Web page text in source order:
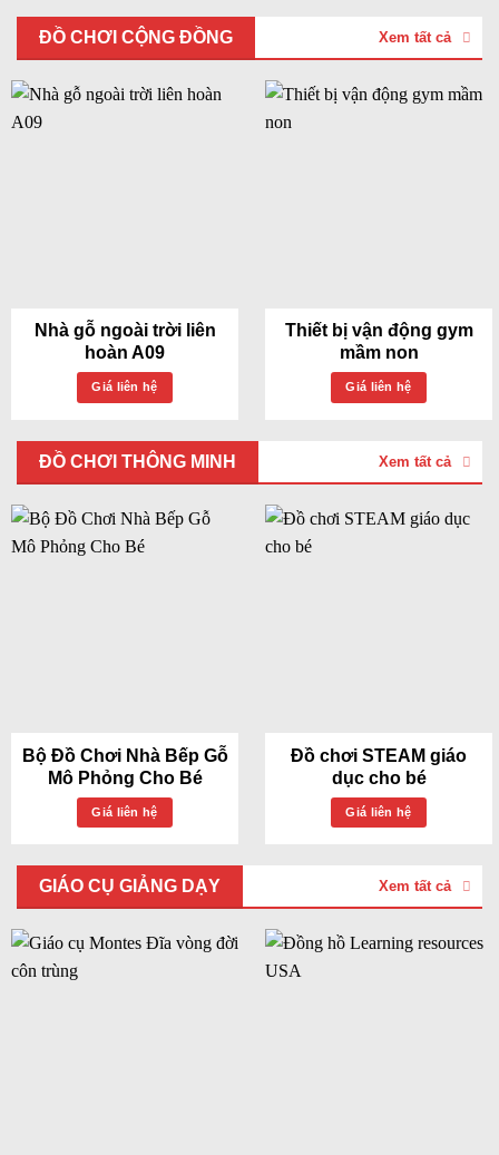
ĐỒ CHƠI CỘNG ĐỒNG Xem tất cả
Nhà gỗ ngoài trời liên
hoàn A09
Giá liên hệ
Thiết bị vận động gym
mầm non
Giá liên hệ
ĐỒ CHƠI THÔNG MINH Xem tất cả
Bộ Đồ Chơi Nhà Bếp Gỗ
Mô Phỏng Cho Bé
Giá liên hệ
Đồ chơi STEAM giáo
dục cho bé
Giá liên hệ
GIÁO CỤ GIẢNG DẠY Xem tất cả